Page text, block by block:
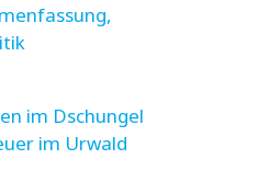
im Dschungel
im Urwald